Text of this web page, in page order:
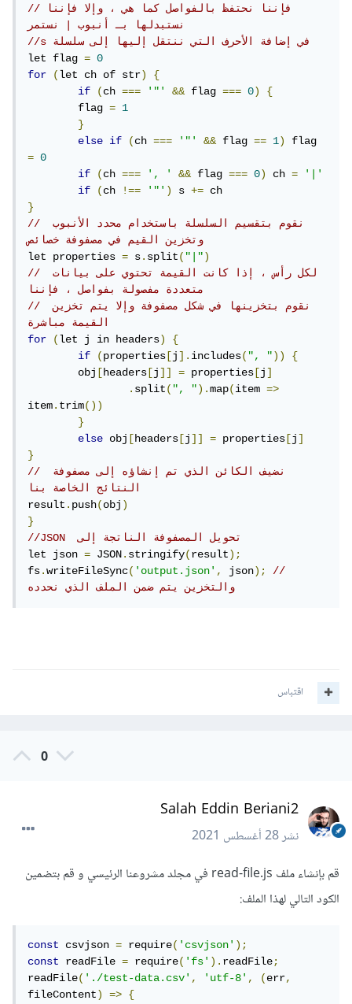
//فإننا نحتفظ بالفواصل كما هي ، وإلا فإننا
//s في إضافة الأحرف التي ننتقل إليها إلى سلسلة
let flag =
0
for
(let ch of str)
{
if
(ch === '"' && flag === 0)
{
	flag
=
1
}
else
if (ch === '"' && flag == 1)
=
0
if
(ch === ', ' && flag === 0) ch =
'|'
if
(ch !== '"') s +=
}
// نقوم بتقسيم السلسلة باستخدام محدد الأنبوب
let properties = s.split("|")
// لكل رأس ، إذا كانت القيمة تحتوي على بيانات
// نقوم بتخزينها في شكل مصفوفة وإلا يتم تخزين
for
(let j in headers)
{
if
(properties [j].includes(", "))
{
	obj
[headers [j]] = properties [j]
.split(", ").map(item =>
item.trim())
}
else obj [headers [j]] = properties [j]
}
// نضيف الكائن الذي تم إنشاؤه إلى مصفوفة
result.push(obj)
}
//JSON  تحويل المصفوفة الناتجة إلى
let json = JSON.stringify(result);
fs.writeFileSync('output.json', json);
//
والتخزين يتم ضمن الملف الذي نحدده
اقتباس
0
Salah Eddin Beriani2
نشر28 أغسطس 2021
قم بإنشاء ملف read-file.js في مجلد مشروعنا الرئيسي و قم بتضمين
الكود التالي لهذا الملف:
const csvjson = require('csvjson');
const
readFile = require('fs').readFile;
readFile('./test-data.csv', 'utf-8', (err,
fileContent) =>
{